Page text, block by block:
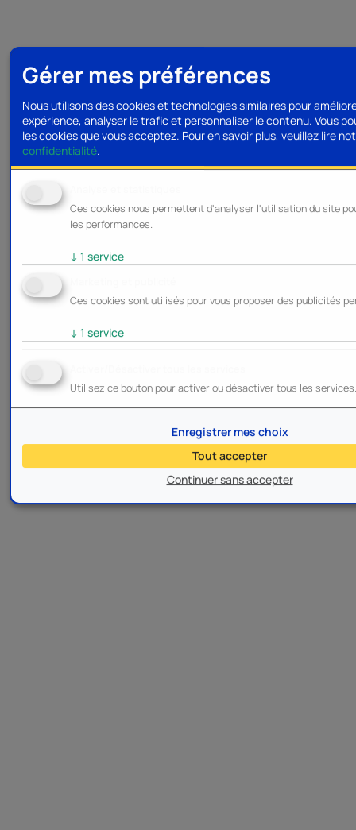
Gérer mes préférences
Nous utilisons des cookies et technologies similaires pour
expérience, analyser le trafic et personnaliser le contenu. Vous
les cookies que vous acceptez. Pour en savoir plus, veuillez lire
confidentialité.
Ces cookies nous permettent d'analyser l'utilisation du site
les performances.
↓ 1 service
Ces cookies sont utilisés pour vous proposer des publicités
↓ 1 service
Utilisez ce bouton pour activer ou désactiver tous les services.
Continuer sans accepter
Enregistrer mes choix
Tout accepter